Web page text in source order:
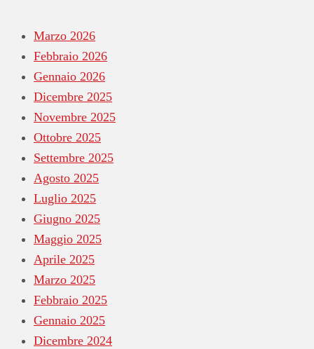
Marzo 2026
Febbraio 2026
Gennaio 2026
Dicembre 2025
Novembre 2025
Ottobre 2025
Settembre 2025
Agosto 2025
Luglio 2025
Giugno 2025
Maggio 2025
Aprile 2025
Marzo 2025
Febbraio 2025
Gennaio 2025
Dicembre 2024